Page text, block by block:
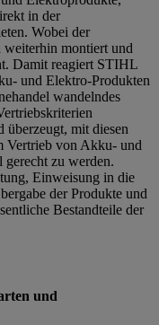
in der
Wobei der
weiterhin montiert und
Damit reagiert STIHL
und Elektro-Produkten
wandelndes
überzeugt, mit diesen
Vertrieb von Akku- und
zu werden.
Einweisung in die
der Produkte und
Bestandteile der
und